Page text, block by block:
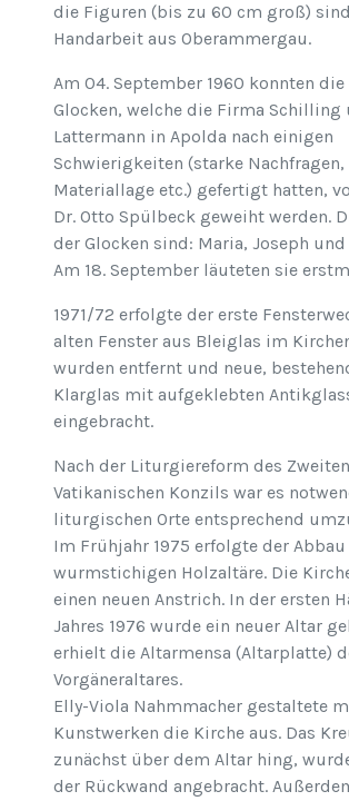
die Figuren (bis zu 60 cm groß) sind
Handarbeit aus Oberammergau.
Am 04. September 1960 konnten die
Glocken, welche die Firma Schilling
Lattermann in Apolda nach einigen
Schwierigkeiten (starke
Materiallage etc.) gefertigt hatten,
Dr. Otto Spülbeck geweiht werden.
der Glocken sind: Maria, Joseph
Am 18. September läuteten sie
1971/72 erfolgte der erste
alten Fenster aus Bleiglas im
wurden entfernt und neue,
Klarglas mit aufgeklebten
eingebracht.
Nach der Liturgiereform des Zweiten
Vatikanischen Konzils war es
liturgischen Orte entsprechend
Im Frühjahr 1975 erfolgte der
wurmstichigen Holzaltäre. Die
einen neuen Anstrich. In der ersten
Jahres 1976 wurde ein neuer Altar
erhielt die Altarmensa (Altarplatte)
Vorgäneraltares.
Elly-Viola Nahmmacher gestaltete
Kunstwerken die Kirche aus. Das
zunächst über dem Altar hing,
der Rückwand angebracht.